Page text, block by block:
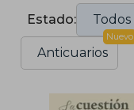
Estado: Todos
Anticuarios
Nuevo